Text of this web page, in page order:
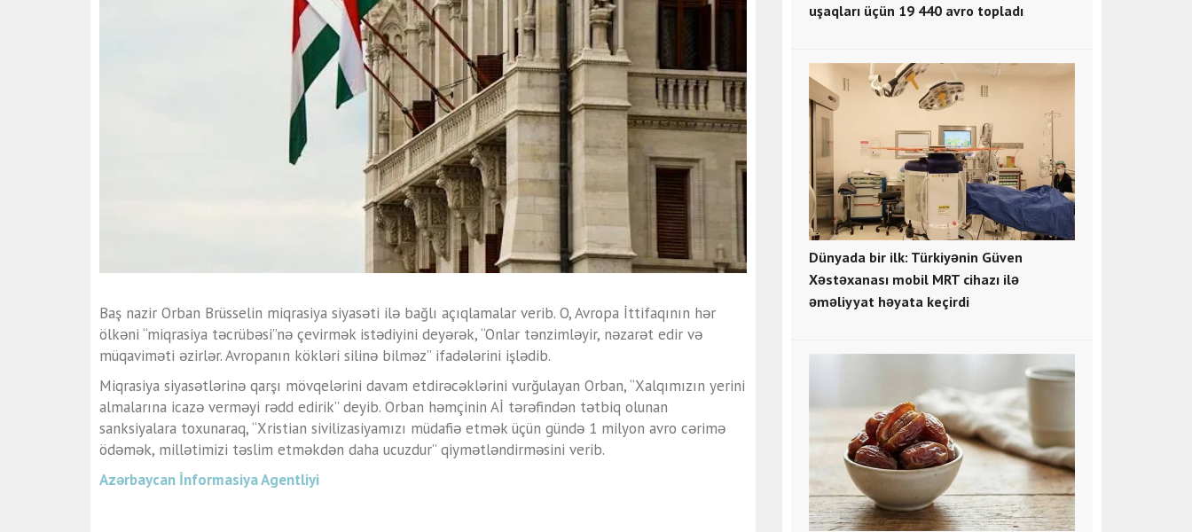
Baş nazir Orban Brüsselin miqrasiya siyasəti ilə bağlı açıqlamalar verib. O, Avropa İttifaqının hər
ölkəni “miqrasiya təcrübəsi”nə çevirmək istədiyini deyərək, “Onlar tənzimləyir, nəzarət edir və
müqaviməti əzirlər. Avropanın kökləri silinə bilməz” ifadələrini işlədib.
Miqrasiya siyasətlərinə qarşı mövqelərini davam etdirəcəklərini vurğulayan Orban, “Xalqımızın yerini
almalarına icazə verməyi rədd edirik” deyib. Orban həmçinin Aİ tərəfindən tətbiq olunan
sanksiyalara toxunaraq, “Xristian sivilizasiyamızı müdafiə etmək üçün gündə 1 milyon avro cərimə
ödəmək, millətimizi təslim etməkdən daha ucuzdur” qiymətləndirməsini verib.
Azərbaycan İnformasiya Agentliyi
uşaqları üçün 19 440 avro topladı
Dünyada bir ilk: Türkiyənin Güven
Xəstəxanası mobil MRT cihazı ilə
əməliyyat həyata keçirdi